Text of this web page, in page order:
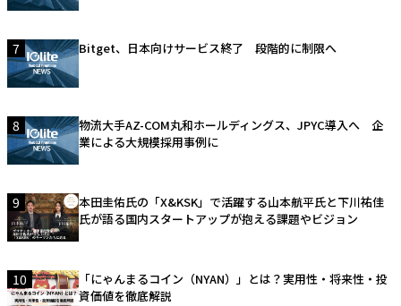
7 Bitget、日本向けサービス終了 段階的に制限へ
8
物流大手AZ-COM丸和ホールディングス、JPYC導入へ 企
業による大規模採用事例に
9
本田圭佑氏の「X&KSK」で活躍する山本航平氏と下川祐佳
氏が語る国内スタートアップが抱える課題やビジョン
10
「にゃんまるコイン（NYAN）」とは？実用性・将来性・投
資価値を徹底解説